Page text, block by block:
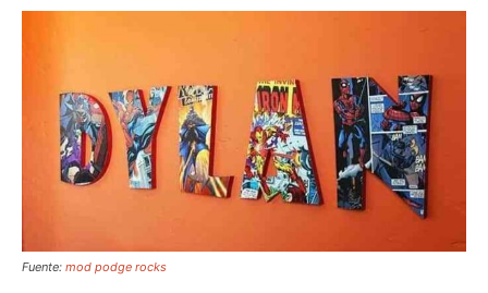
Fuente: mod podge rocks